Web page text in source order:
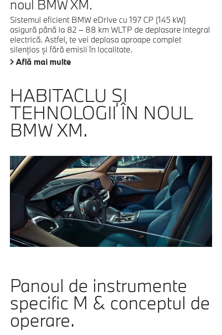
noul BMW XM.
Sistemul eficient BMW eDrive cu 197 CP (145 kW)
asigură până la 82 – 88 km WLTP de deplasare integral
electrică. Astfel, te vei deplasa aproape complet
silenţios şi fără emisii în localitate.
Află mai multe
HABITACLU ŞI
TEHNOLOGII ÎN NOUL
BMW XM.
Panoul de instrumente
specific M & conceptul de
operare.